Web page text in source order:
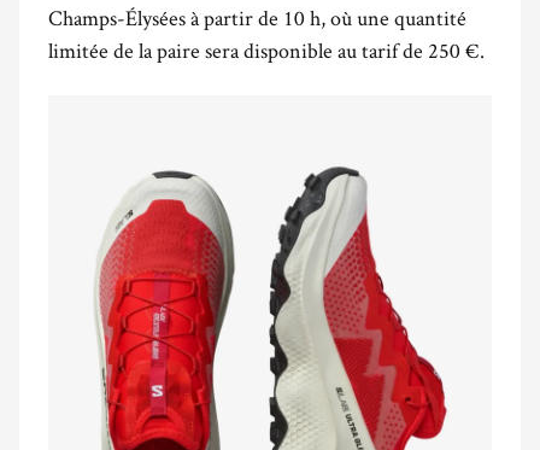
Champs-Élysées à partir de 10 h, où une quantité
limitée de la paire sera disponible au tarif de 250 €.